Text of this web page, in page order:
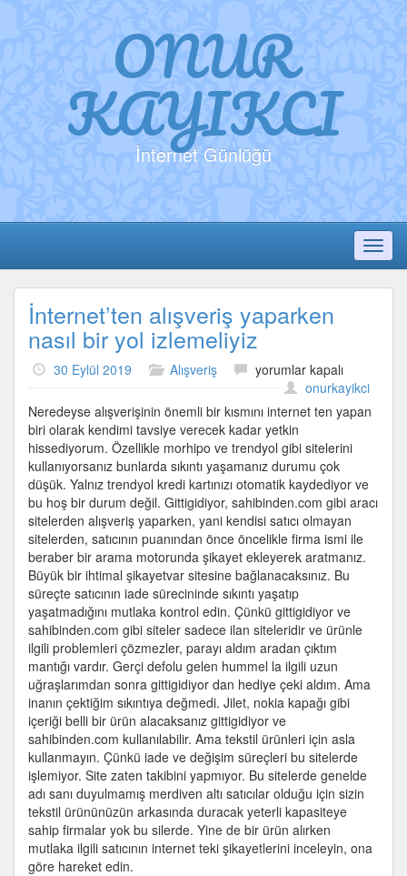
ONUR
KAYIKCI
İnternet Günlüğü
İnternet’ten alışveriş yaparken
nasıl bir yol izlemeliyiz
30 Eylül 2019 Alışveriş
İnternet’ten
alışveriş
yaparken
nasıl
bir
yol
izlemeliyiz
için
yorumlar kapalı
onurkayikci
Neredeyse alışverişinin önemli bir kısmını internet ten yapan
biri olarak kendimi tavsiye verecek kadar yetkin
hissediyorum. Özellikle morhipo ve trendyol gibi sitelerini
kullanıyorsanız bunlarda sıkıntı yaşamanız durumu çok
düşük. Yalnız trendyol kredi kartınızı otomatik kaydediyor ve
bu hoş bir durum değil. Gittigidiyor, sahibinden.com gibi aracı
sitelerden alışveriş yaparken, yani kendisi satıcı olmayan
sitelerden, satıcının puanından önce öncelikle firma ismi ile
beraber bir arama motorunda şikayet ekleyerek aratmanız.
Büyük bir ihtimal şikayetvar sitesine bağlanacaksınız. Bu
süreçte satıcının iade sürecininde sıkıntı yaşatıp
yaşatmadığını mutlaka kontrol edin. Çünkü gittigidiyor ve
sahibinden.com gibi siteler sadece ilan siteleridir ve ürünle
ilgili problemleri çözmezler, parayı aldım aradan çıktım
mantığı vardır. Gerçi defolu gelen hummel la ilgili uzun
uğraşlarımdan sonra gittigidiyor dan hediye çeki aldım. Ama
inanın çektiğim sıkıntıya değmedi. Jilet, nokia kapağı gibi
içeriği belli bir ürün alacaksanız gittigidiyor ve
sahibinden.com kullanılabilir. Ama tekstil ürünleri için asla
kullanmayın. Çünkü iade ve değişim süreçleri bu sitelerde
işlemiyor. Site zaten takibini yapmıyor. Bu sitelerde genelde
adı sanı duyulmamış merdiven altı satıcılar olduğu için sizin
tekstil ürününüzün arkasında duracak yeterli kapasiteye
sahip firmalar yok bu silerde. Yine de bir ürün alırken
mutlaka ilgili satıcının internet teki şikayetlerini inceleyin, ona
göre hareket edin.